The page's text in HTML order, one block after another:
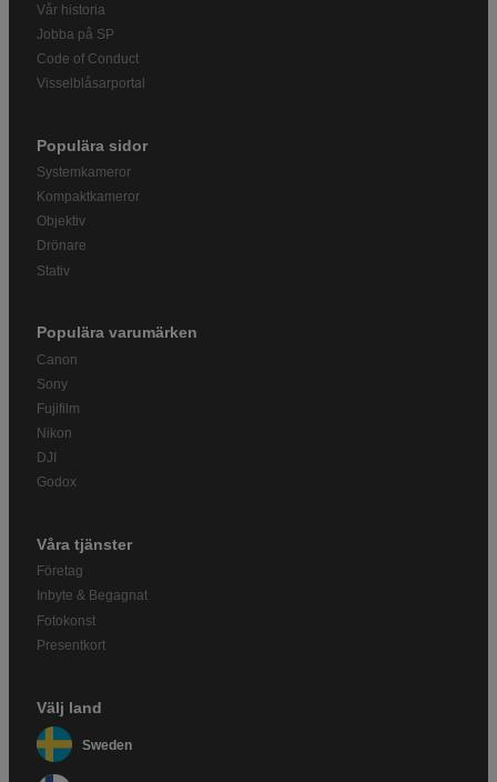
Vår historia
Jobba på SP
Code of Conduct
Visselblåsarportal
Populära sidor
Systemkameror
Kompaktkameror
Objektiv
Drönare
Stativ
Populära varumärken
Canon
Sony
Fujifilm
Nikon
DJI
Godox
Våra tjänster
Företag
Inbyte & Begagnat
Fotokonst
Presentkort
Välj land
Sweden